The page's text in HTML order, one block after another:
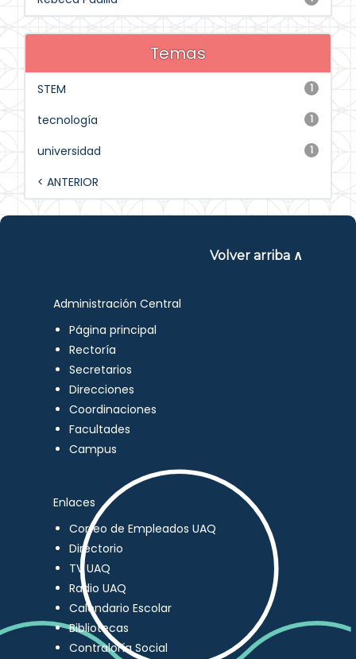
Temas
1
STEM
1
tecnología
1
universidad
< ANTERIOR
Volver arriba ∧
Administración Central
Página principal
Rectoría
Secretarios
Direcciones
Coordinaciones
Facultades
Campus
Enlaces
Correo de Empleados UAQ
Directorio
TV UAQ
Radio UAQ
Calendario Escolar
Bibliotecas
Contraloría Social